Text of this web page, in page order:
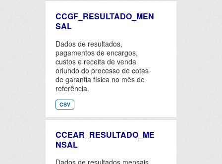
CCGF_RESULTADO_MEN
SAL
Dados de resultados,
pagamentos de encargos,
custos e receita de venda
oriundo do processo de cotas
de garantia física no mês de
referência.
CSV
CCEAR_RESULTADO_ME
NSAL